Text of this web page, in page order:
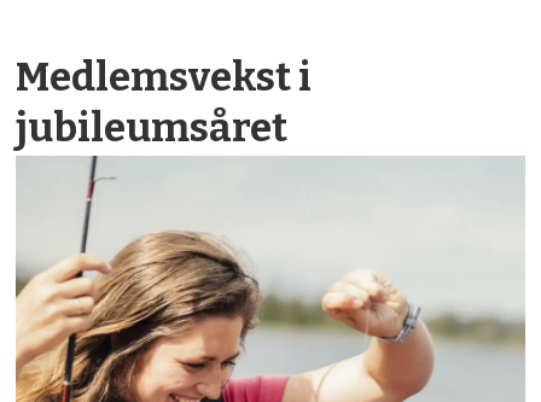
Medlemsvekst i
jubileumsåret